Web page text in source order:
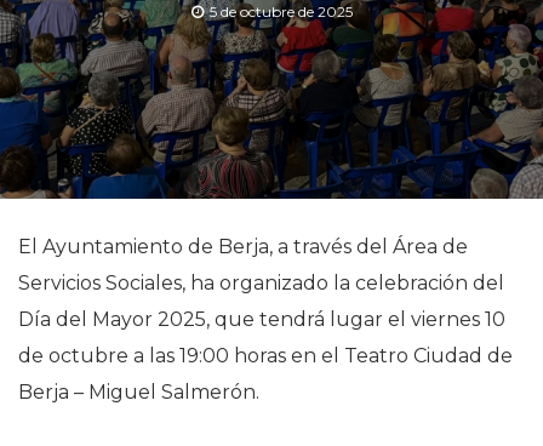
5 de octubre de 2025
El Ayuntamiento de Berja, a través del Área de
Servicios Sociales, ha organizado la celebración del
Día del Mayor 2025, que tendrá lugar el viernes 10
de octubre a las 19:00 horas en el Teatro Ciudad de
Berja – Miguel Salmerón.